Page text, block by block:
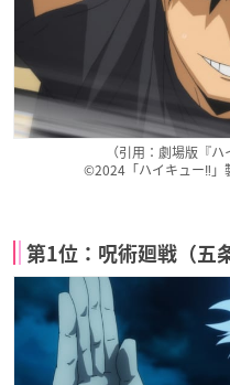
（引用：劇場版『
©2024「ハイキュー‼」
第1位：呪術廻戦（五